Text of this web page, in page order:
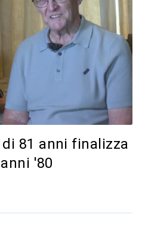
81 anni finalizza
'80